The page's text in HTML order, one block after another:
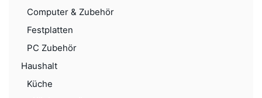
Computer & Zubehör
Festplatten
PC Zubehör
Haushalt
Küche